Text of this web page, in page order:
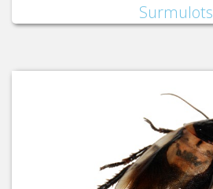
Surmulots